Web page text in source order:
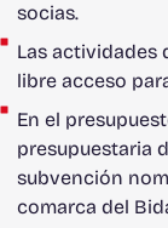
socias.
Las actividades
libre acceso
En el
presupuestaria
subvención
comarca del